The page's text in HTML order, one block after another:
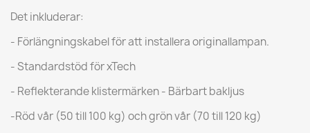
Det inkluderar:
- Förlängningskabel för att installera originallampan.
- Standardstöd för xTech
- Reflekterande klistermärken - Bärbart bakljus
-Röd vår (50 till 100 kg) och grön vår (70 till 120 kg)